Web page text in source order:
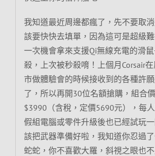
我知道最近周邊都瘋了，先不要取
該要快快去填單，因為這可是超級
一次機會拿來支援Qi無線充電的滑
殺，上次被秒殺唷！上個月Corsair
市做體驗會的時候接收到的各種許
了，所以再開30位名額搶購，組合
$3990（含稅，定價5690元），每
假組電腦或零件升級後也已經試玩一
該把武器準備好啦，我知道你忍過
蛇蛇，你不喜歡大羅，斜視之眼也